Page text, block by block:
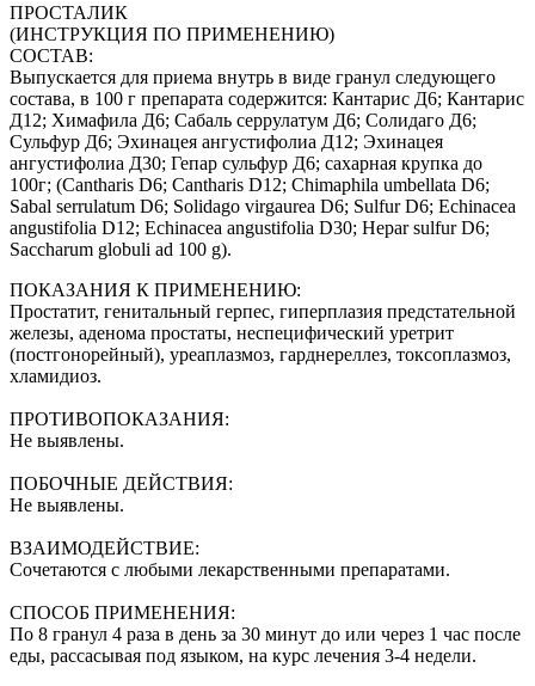
ПРОСТАЛИК
(ИНСТРУКЦИЯ ПО ПРИМЕНЕНИЮ)
СОСТАВ:
Выпускается для приема внутрь в виде гранул следующего
состава, в 100 г препарата содержится: Кантарис Д6; Кантарис
Д12; Химафила Д6; Сабаль серрулатум Д6; Солидаго Д6;
Cульфур Д6; Эхинацея ангустифолиа Д12; Эхинацея
ангустифолиа Д30; Гепар сульфур Д6; сахарная крупка до
100г; (Cantharis D6; Cantharis D12; Chimaphila umbellata D6;
Sabal serrulatum D6; Solidago virgaurea D6; Sulfur D6; Echinacea
angustifolia D12; Echinacea angustifolia D30; Hepar sulfur D6;
Saccharum globuli ad 100 g).
ПОКАЗАНИЯ К ПРИМЕНЕНИЮ:
Простатит, генитальный герпес, гиперплазия предстательной
железы, аденома простаты, неспецифический уретрит
(постгонорейный), уреаплазмоз, гарднереллез, токсоплазмоз,
хламидиоз.
ПРОТИВОПОКАЗАНИЯ:
Не выявлены.
ПОБОЧНЫЕ ДЕЙСТВИЯ:
Не выявлены.
ВЗАИМОДЕЙСТВИЕ:
Сочетаются с любыми лекарственными препаратами.
СПОСОБ ПРИМЕНЕНИЯ:
По 8 гранул 4 раза в день за 30 минут до или через 1 час после
еды, рассасывая под языком, на курс лечения 3-4 недели.